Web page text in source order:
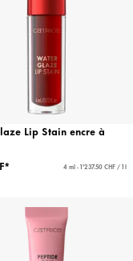
Lip Stain encre à
4 ml - 1'237.50 CHF / 1 l